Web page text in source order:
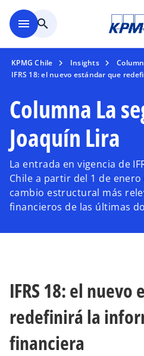
menu search
KPMG Chile Insights
IFRS 18: el nuevo estándar que
Columna La
Joaquín Lira
La entrada en vigencia de
Chile a partir del 1 de
cambio estructural más
financieros de las últimas
IFRS 18: el nuevo
redefinirá la
financiera